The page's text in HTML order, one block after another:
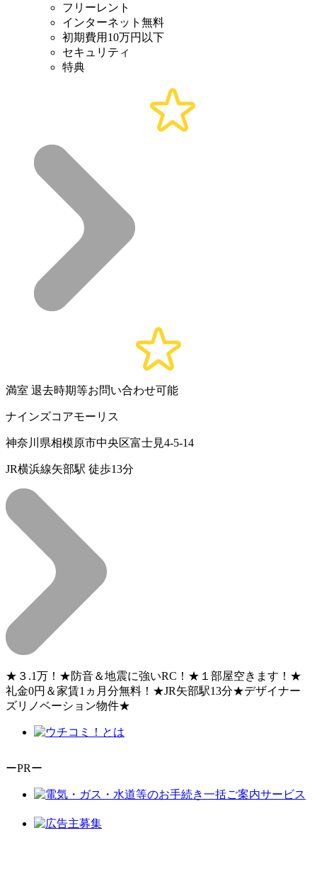
フリーレント
インターネット無料
初期費用10万円以下
セキュリティ
特典
満室 退去時期等お問い合わせ可能
ナインズコアモーリス
神奈川県相模原市中央区富士見4-5-14
JR横浜線矢部駅 徒歩13分
★３.1万！★防音＆地震に強いRC！★１部屋空きます！★
礼金0円＆家賃1ヵ月分無料！★JR矢部駅13分★デザイナー
ズリノベーション物件★
ーPRー